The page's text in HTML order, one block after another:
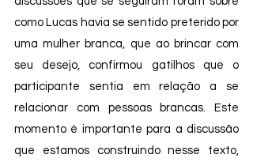
como Lucas havia se sentido preterido por
uma mulher branca, que ao brincar com
seu desejo, confirmou gatilhos que o
participante sentia em relação a se
relacionar com pessoas brancas. Este
momento é importante para a discussão
que estamos construindo nesse texto,